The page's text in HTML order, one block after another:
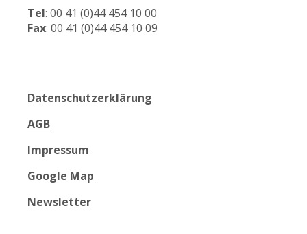
Tel: 00 41 (0)44 454 10 00
Fax: 00 41 (0)44 454 10 09
Datenschutzerklärung
AGB
Impressum
Google Map
Newsletter